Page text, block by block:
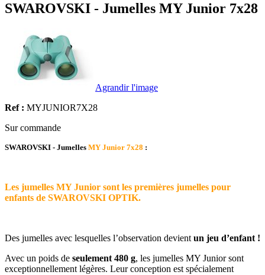
SWAROVSKI - Jumelles MY Junior 7x28
Agrandir l'image
Ref : MYJUNIOR7X28
Sur commande
SWAROVSKI - Jumelles MY Junior 7x28 :
Les jumelles MY Junior sont les premières jumelles pour
enfants de SWAROVSKI OPTIK.
Des jumelles avec lesquelles l’observation devient un jeu d’enfant !
Avec un poids de seulement 480 g, les jumelles MY Junior sont
exceptionnellement légères. Leur conception est spécialement